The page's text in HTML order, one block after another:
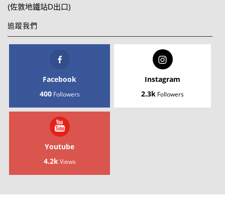
(佐敦地鐵站D出口)
追蹤我們
Facebook
400 Followers
Instagram
2.3k Followers
Youtube
4.2k Views